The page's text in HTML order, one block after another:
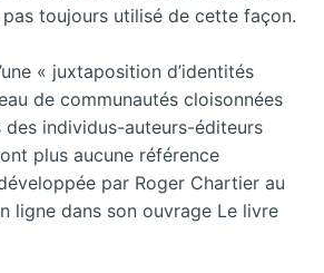
pas toujours utilisé de cette façon.
« juxtaposition d’identités
de communautés cloisonnées
des individus-auteurs-éditeurs
plus aucune référence
par Roger Chartier au
ligne dans son ouvrage Le livre